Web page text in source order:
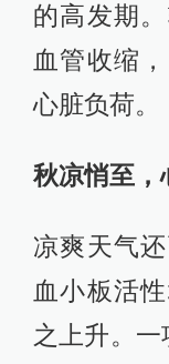
的高发期
血管收缩
心脏负荷。
秋凉悄至，
凉爽天气
血小板活
之上升。